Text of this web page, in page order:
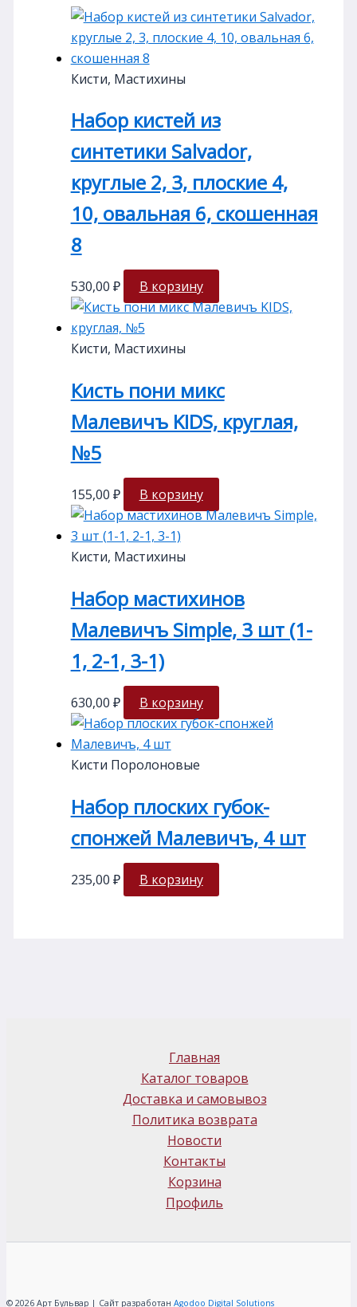
Кисти, Мастихины
Набор кистей из
синтетики Salvador,
круглые 2, 3, плоские 4,
10, овальная 6, скошенная
8
530,00 ₽ В корзину
Кисти, Мастихины
Кисть пони микс
Малевичъ KIDS, круглая,
№5
155,00 ₽ В корзину
Кисти, Мастихины
Набор мастихинов
Малевичъ Simple, 3 шт (1-
1, 2-1, 3-1)
630,00 ₽ В корзину
Кисти Поролоновые
Набор плоских губок-
спонжей Малевичъ, 4 шт
235,00 ₽ В корзину
Главная
Каталог товаров
Доставка и самовывоз
Политика возврата
Новости
Контакты
Корзина
Профиль
© 2026 Арт Бульвар | Сайт разработан Agodoo Digital Solutions